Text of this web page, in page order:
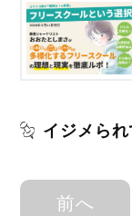
イジメら
前へ